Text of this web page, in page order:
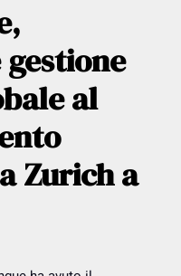
al
Zurich a